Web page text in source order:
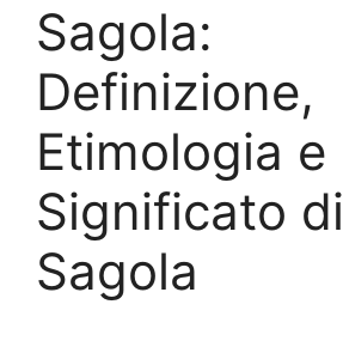
Sagola:
Definizione,
Etimologia e
Significato di
Sagola